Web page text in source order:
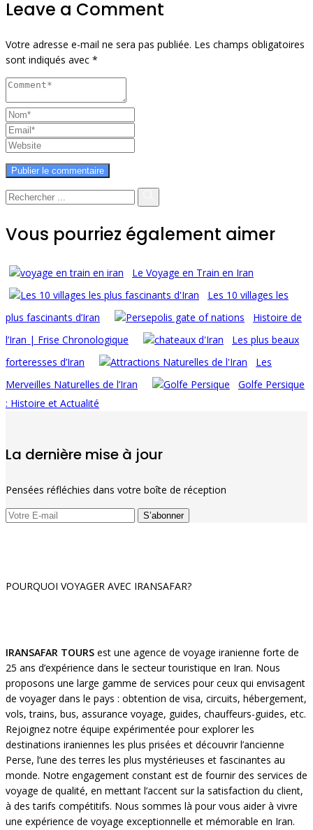
Leave a Comment
Votre adresse e-mail ne sera pas publiée. Les champs obligatoires
sont indiqués avec *
Vous pourriez également aimer
Le Voyage en Train en Iran
Les 10 villages les
plus fascinants d’Iran
Histoire de
l’Iran | Frise Chronologique
Les plus beaux
forteresses d’Iran
Les
Merveilles Naturelles de l’Iran
Golfe Persique
: Histoire et Actualité
La dernière mise à jour
Pensées réfléchies dans votre boîte de réception
POURQUOI VOYAGER AVEC IRANSAFAR?
IRANSAFAR TOURS est une agence de voyage iranienne forte de
25 ans d’expérience dans le secteur touristique en Iran. Nous
proposons une large gamme de services pour ceux qui envisagent
de voyager dans le pays : obtention de visa, circuits, hébergement,
vols, trains, bus, assurance voyage, guides, chauffeurs-guides, etc.
Rejoignez notre équipe expérimentée pour explorer les
destinations iraniennes les plus prisées et découvrir l’ancienne
Perse, l’une des terres les plus mystérieuses et fascinantes au
monde. Notre engagement constant est de fournir des services de
voyage de qualité, en mettant l’accent sur la satisfaction du client,
à des tarifs compétitifs. Nous sommes là pour vous aider à vivre
une expérience de voyage exceptionnelle et mémorable en Iran.